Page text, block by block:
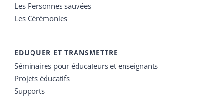
Les Personnes sauvées
Les Cérémonies
EDUQUER ET TRANSMETTRE
Séminaires pour éducateurs et enseignants
Projets éducatifs
Supports